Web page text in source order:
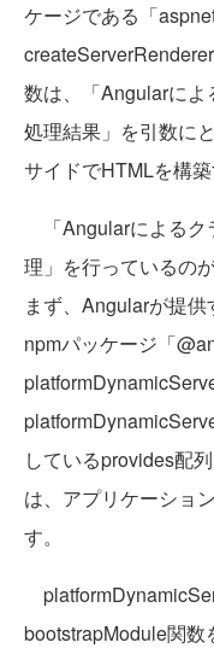
ケージである「
数は、「Angularに
処理結果」を引数に
サイドでHTMLを構
「Angularによるク
理」を行っているの
まず、Angularが提
npmパッケージ「
しているprovides配
は、アプリケーショ
す。
bootstrapModule関